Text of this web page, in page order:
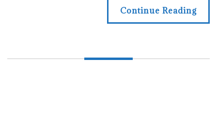
Continue Reading